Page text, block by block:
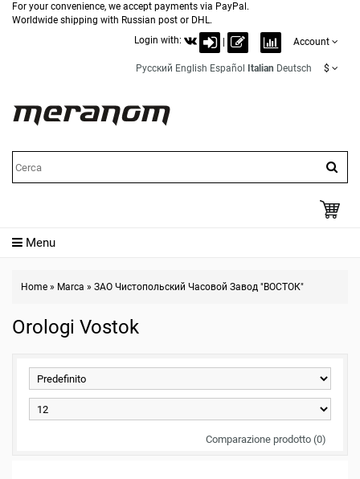
For your convenience, we accept payments via PayPal.
Worldwide shipping with Russian post or DHL.
Login with:
Account
Русский English Español Italian Deutsch $
Menu
Home » Marca » ЗАО Чистопольский Часовой Завод "ВОСТОК"
Orologi Vostok
Comparazione prodotto (0)